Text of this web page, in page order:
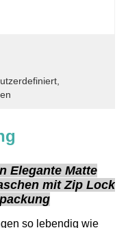
Elegante Matte
mit Zip Lock
so lebendig wie